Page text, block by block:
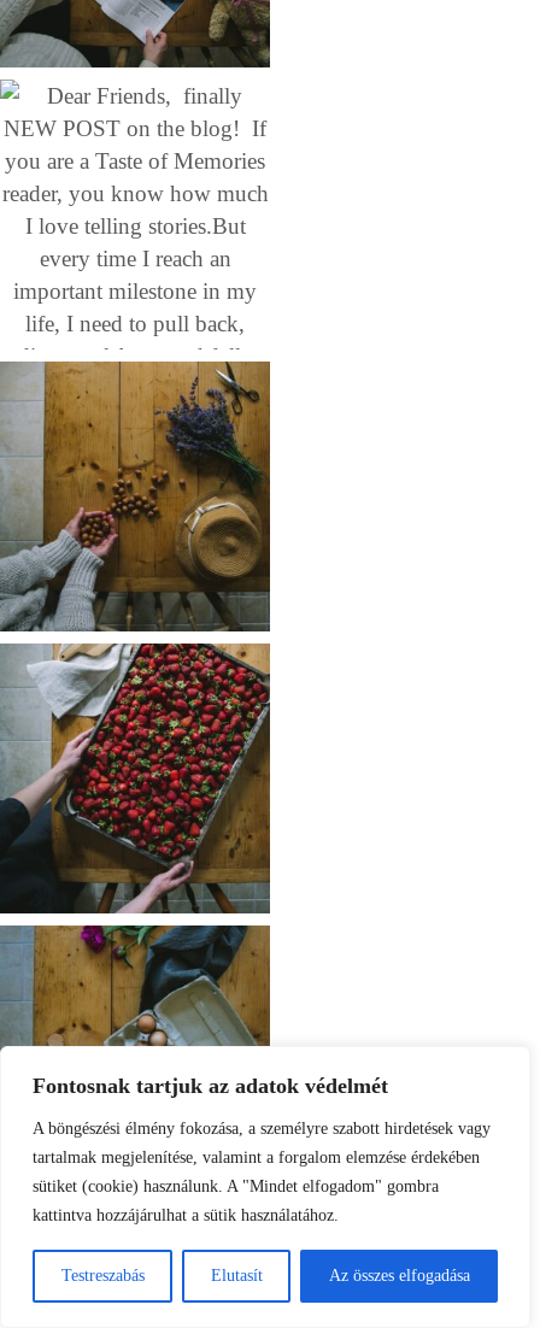
Fontosnak tartjuk az adatok védelmét
A böngészési élmény fokozása, a személyre szabott hirdetések vagy
tartalmak megjelenítése, valamint a forgalom elemzése érdekében
sütiket (cookie) használunk. A "Mindet elfogadom" gombra
kattintva hozzájárulhat a sütik használatához.
Testreszabás Elutasít Az összes elfogadása